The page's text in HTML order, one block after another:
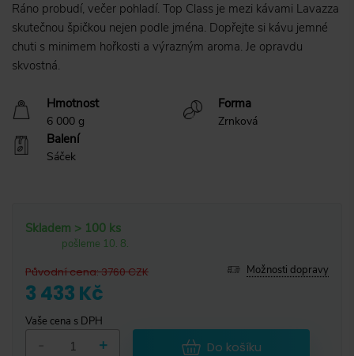
Ráno probudí, večer pohladí. Top Class je mezi kávami Lavazza
skutečnou špičkou nejen podle jména. Dopřejte si kávu jemné
chuti s minimem hořkosti a výrazným aroma. Je opravdu
skvostná.
Hmotnost
6 000 g
Forma
Zrnková
Balení
Sáček
Skladem > 100 ks
pošleme 10. 8.
Původní cena:3760CZK
3 433 Kč
Vaše cena s DPH
Možnosti dopravy
+ Do košíku